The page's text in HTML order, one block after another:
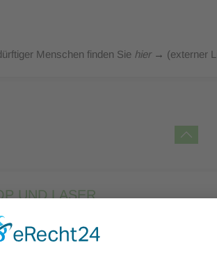
Menschen finden Sie hier → (externer
UND LASER
Wurzelkanalbehandlungen, ein Baustein,
bieten zu können, halten wir eine